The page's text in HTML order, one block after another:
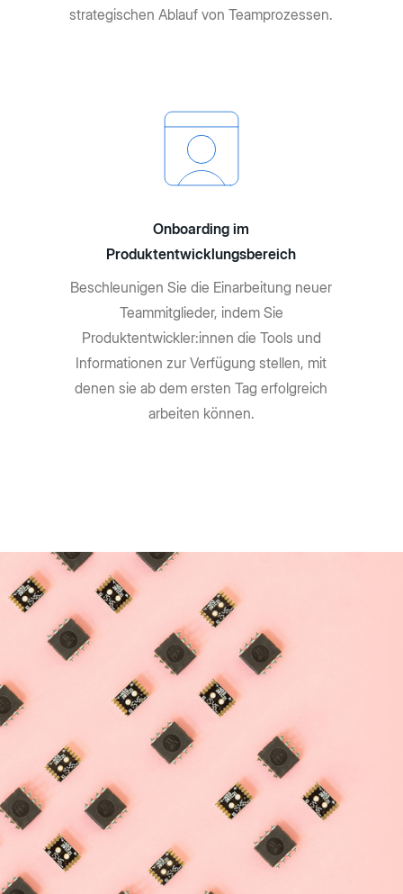
strategischen Ablauf von Teamprozessen.
Onboarding im
Produktentwicklungsbereich
Beschleunigen Sie die Einarbeitung neuer
Teammitglieder, indem Sie
Produktentwickler:innen die Tools und
Informationen zur Verfügung stellen, mit
denen sie ab dem ersten Tag erfolgreich
arbeiten können.